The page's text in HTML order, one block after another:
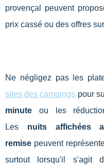
provençal peuvent
prix cassé ou des offres
Ne négligez pas les
sites des campings pour
minute ou les
Les nuits affichées
remise peuvent
surtout lorsqu'il s'agit